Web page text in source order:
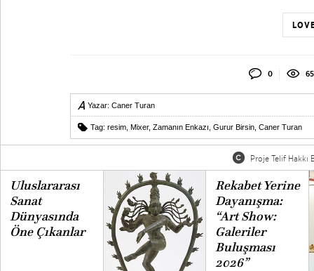
0
Yazar: Caner Turan
Tag: resim Mixer, Zamanın Enkazı Gurur Birsin Caner Turan
Proje Telif Hakkı
Uluslararası
Sanat
Dünyasında
Öne Çıkanlar
Rekabet Yerine
Dayanışma:
“Art Show:
Galeriler
Buluşması
2026”